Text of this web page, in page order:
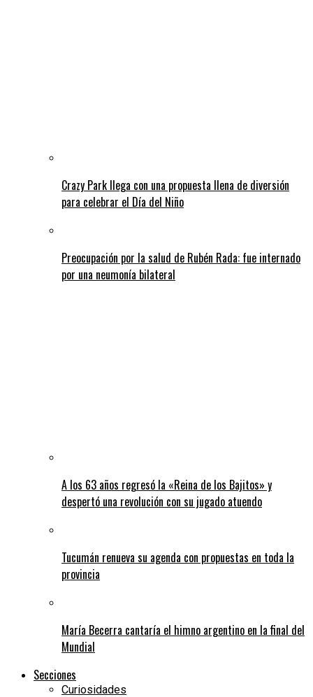
Crazy Park llega con una propuesta llena de diversión
para celebrar el Día del Niño
Preocupación por la salud de Rubén Rada: fue internado
por una neumonía bilateral
A los 63 años regresó la «Reina de los Bajitos» y
despertó una revolución con su jugado atuendo
Tucumán renueva su agenda con propuestas en toda la
provincia
María Becerra cantaría el himno argentino en la final del
Mundial
Secciones
Curiosidades